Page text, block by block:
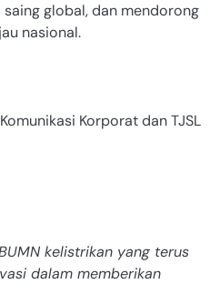
global, dan mendorong
nasional.
Korporat dan TJSL
kelistrikan yang terus
dalam memberikan